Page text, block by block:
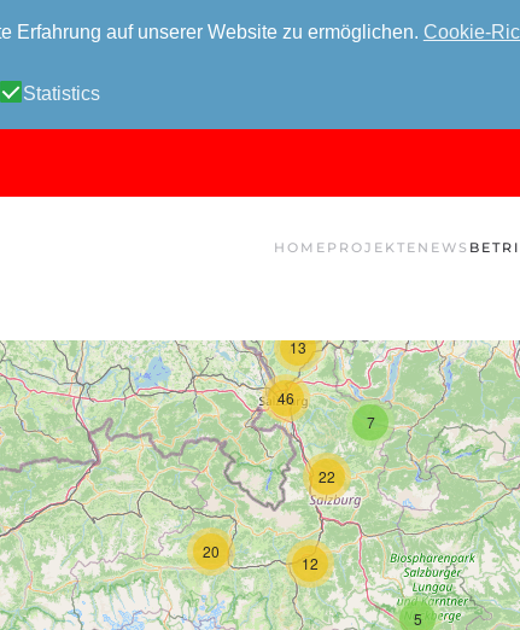
Erfahrung auf unserer Website zu ermöglichen. Cookie-
Statistics
HOME PROJEKTE NEWS
13
7
46
20
22
12
5